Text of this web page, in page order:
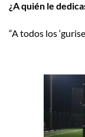
¿A quién le
“A todos los